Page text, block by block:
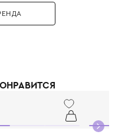
стиль:
и использование